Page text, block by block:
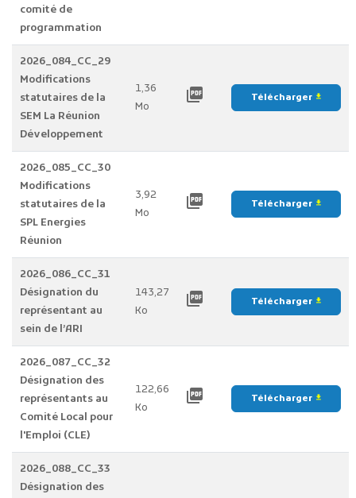
comité de
programmation
2026_084_CC_29
Modifications
statutaires de la
SEM La Réunion
Développement
1,36
Mo
picture_as_pdf Télécharger file_download
2026_085_CC_30
Modifications
statutaires de la
SPL Energies
Réunion
3,92
Mo
picture_as_pdf Télécharger file_download
2026_086_CC_31
Désignation du
représentant au
sein de l’ARI
143,27
Ko
picture_as_pdf Télécharger file_download
2026_087_CC_32
Désignation des
représentants au
Comité Local pour
l'Emploi (CLE)
122,66
Ko
picture_as_pdf Télécharger file_download
2026_088_CC_33
Désignation des